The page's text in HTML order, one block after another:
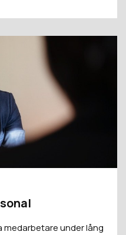
medarbetare under lång